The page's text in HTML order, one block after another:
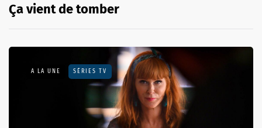
Ça vient de tomber
A LA UNE SÉRIES TV